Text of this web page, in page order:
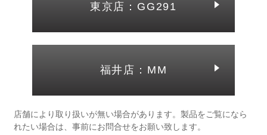
東京店：GG291
福井店：MM
店舗により取り扱いが無い場合があります。製品をご覧になら
れたい場合は、事前にお問合せをお願い致します。